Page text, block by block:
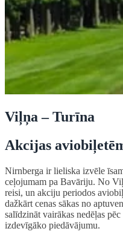
Viļņa – Turīna
Akcijas
Nirnberga ir lieliska izvēle
ceļojumam pa Bavāriju. No
reisi, un akciju periodos
dažkārt cenas sākas no
salīdzināt vairākas nedēļas
izdevīgāko piedāvājumu.